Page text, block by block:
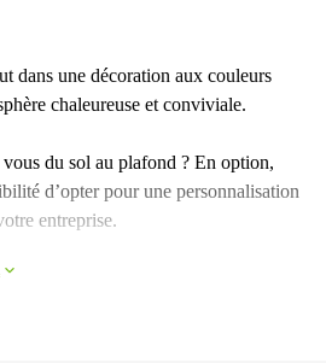
aux couleurs
chaleureuse et conviviale.
du sol au plafond ? En option,
d’opter pour une personnalisation
entreprise.